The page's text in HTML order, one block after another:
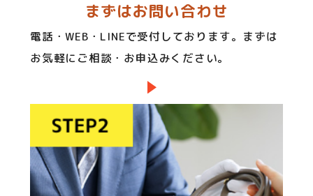
まずはお問い合わせ
電話・WEB・LINEで受付しております。まずは
お気軽にご相談・お申込みください。